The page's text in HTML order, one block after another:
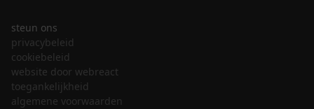
steun ons
privacybeleid
cookiebeleid
website door webreact
toegankelijkheid
algemene voorwaarden